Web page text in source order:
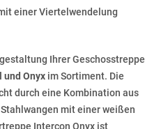
einer Viertelwendelung
Ihrer Geschosstreppe
und Onyx im Sortiment. Die
durch eine Kombination aus
mit einer weißen
Intercon Onyx ist